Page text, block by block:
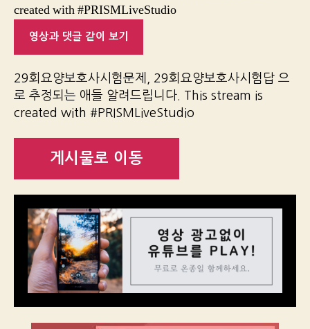
created with #PRISMLiveStudio
영상과 댓글 같이 보기
29회요양보호사시험문제, 29회요양보호사시험답 으
로 추정되는 애들 알려드립니다. This stream is
created with #PRISMLiveStudio
게시물로 이동